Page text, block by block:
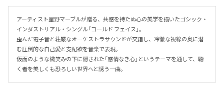
アーティスト星野マーブルが贈る、共感を持たぬ心の美学を描いたゴシック・
インダストリアル・シングル「コールド フェイス」。
歪んだ電子音と荘厳なオーケストラサウンドが交錯し、冷徹な視線の奥に潜
む圧倒的な自己愛と支配欲を音楽で表現。
仮面のような微笑みの下に隠された「感情なき心」というテーマを通して、聴
く者を美しくも恐ろしい世界へと誘う一曲。